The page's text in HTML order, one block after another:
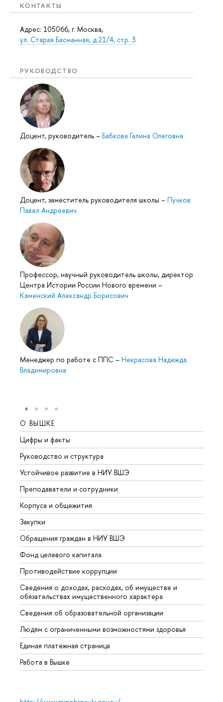
КОНТАКТЫ
Адрес: 105066, г. Москва,
ул. Старая Басманная, д.21/4, стр. 3
РУКОВОДСТВО
Доцент, руководитель – Бабкова Галина Олеговна
Доцент, заместитель руководителя школы – Пучков
Павел Андреевич
Профессор, научный руководитель школы, директор
Центра Истории России Нового времени –
Каменский Александр Борисович
Менеджер по работе с ППС – Некрасова Надежда
Владимировна
О ВЫШКЕ
Цифры и факты
Руководство и структура
Устойчивое развитие в НИУ ВШЭ
Преподаватели и сотрудники
Корпуса и общежития
Закупки
Обращения граждан в НИУ ВШЭ
Фонд целевого капитала
Противодействие коррупции
Сведения о доходах, расходах, об имуществе и
обязательствах имущественного характера
Сведения об образовательной организации
Людям с ограниченными возможностями здоровья
Единая платежная страница
Работа в Вышке